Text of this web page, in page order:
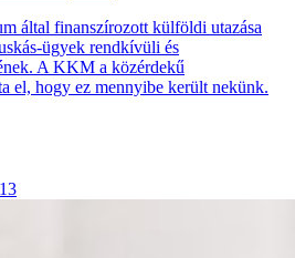
által finanszírozott külföldi utazása
ügyek rendkívüli és
A KKM a közérdekű
el, hogy ez mennyibe került nekünk.